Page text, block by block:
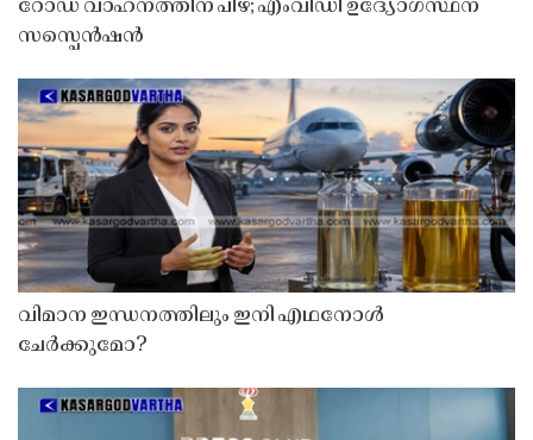
റോഡ് വാഹനത്തിന് പിഴ; എംവിഡി ഉദ്യോഗസ്ഥന്
സസ്പെൻഷൻ
വിമാന ഇന്ധനത്തിലും ഇനി എഥനോൾ
ചേർക്കുമോ?